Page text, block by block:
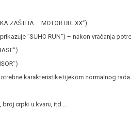
ZAŠTITA – MOTOR BR. XX”)
“SUHO RUN”) – nakon vraćanja
karakteristike tijekom normalnog
broj crpki u kvaru, itd….